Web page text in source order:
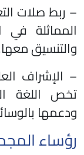
– ربط صلات
المماثلة في
والتنسيق
– الإشراف
تخص اللغة
ودعمها
رؤساء